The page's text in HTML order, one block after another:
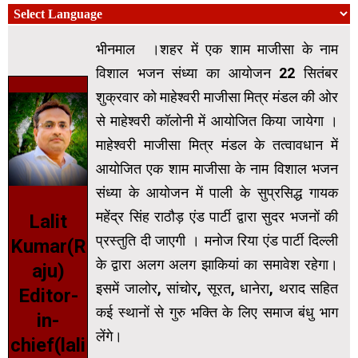
Lalit
Kumar(R
aju)
Editor-
in-
chief(lali
भीनमाल ।शहर में एक शाम माजीसा के नाम
विशाल भजन संध्या का आयोजन 22 सितंबर
शुक्रवार को माहेश्वरी माजीसा मित्र मंडल की ओर
से माहेश्वरी कॉलोनी में आयोजित किया जायेगा ।
माहेश्वरी माजीसा मित्र मंडल के तत्वावधान में
आयोजित एक शाम माजीसा के नाम विशाल भजन
संध्या के आयोजन में पाली के सुप्रसिद्ध गायक
महेंद्र सिंह राठौड़ एंड पार्टी द्वारा सुदर भजनों की
प्रस्तुति दी जाएगी । मनोज रिया एंड पार्टी दिल्ली
के द्वारा अलग अलग झाकियां का समावेश रहेगा।
इसमें जालोर, सांचोर, सूरत, धानेरा, थराद सहित
कई स्थानों से गुरु भक्ति के लिए समाज बंधु भाग
लेंगे।